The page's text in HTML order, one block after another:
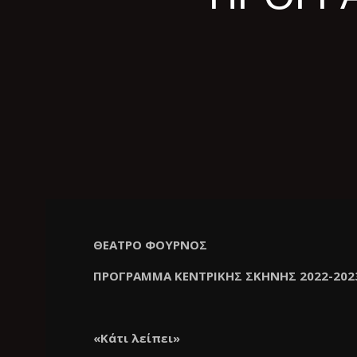
ΘΕΑΤΡΟ ΦΟΥΡΝΟΣ
ΠΡΟΓΡΑΜΜΑ ΚΕΝΤΡΙΚΗΣ ΣΚΗΝΗΣ 2022-
«Κάτι λείπει»